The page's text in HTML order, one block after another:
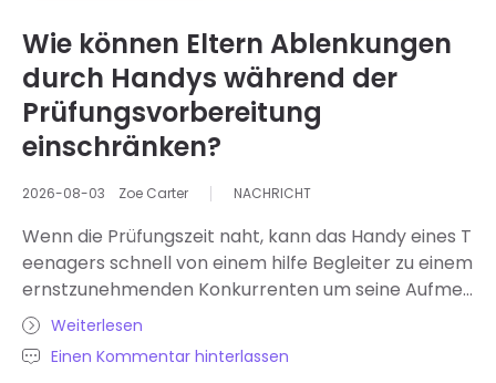
Wie können Eltern Ablenkungen
durch Handys während der
Prüfungsvorbereitung
einschränken?
2026-08-03 Zoe Carter NACHRICHT
Wenn die Prüfungszeit naht, kann das Handy eines T
eenagers schnell von einem hilfe Begleiter zu einem
ernstzunehmenden Konkurrenten um seine Aufmer
ksamkeit werden. Ein Schüler oder eine Schülerin öff
net sein Handy vielleicht nur, um eine Benachrichtig
ung zu lesen, kurz auf eine Nachricht zu antworten o
Weiterlesen
Einen Kommentar hinterlassen